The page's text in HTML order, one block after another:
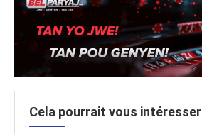
Cela pourrait vous intéresser